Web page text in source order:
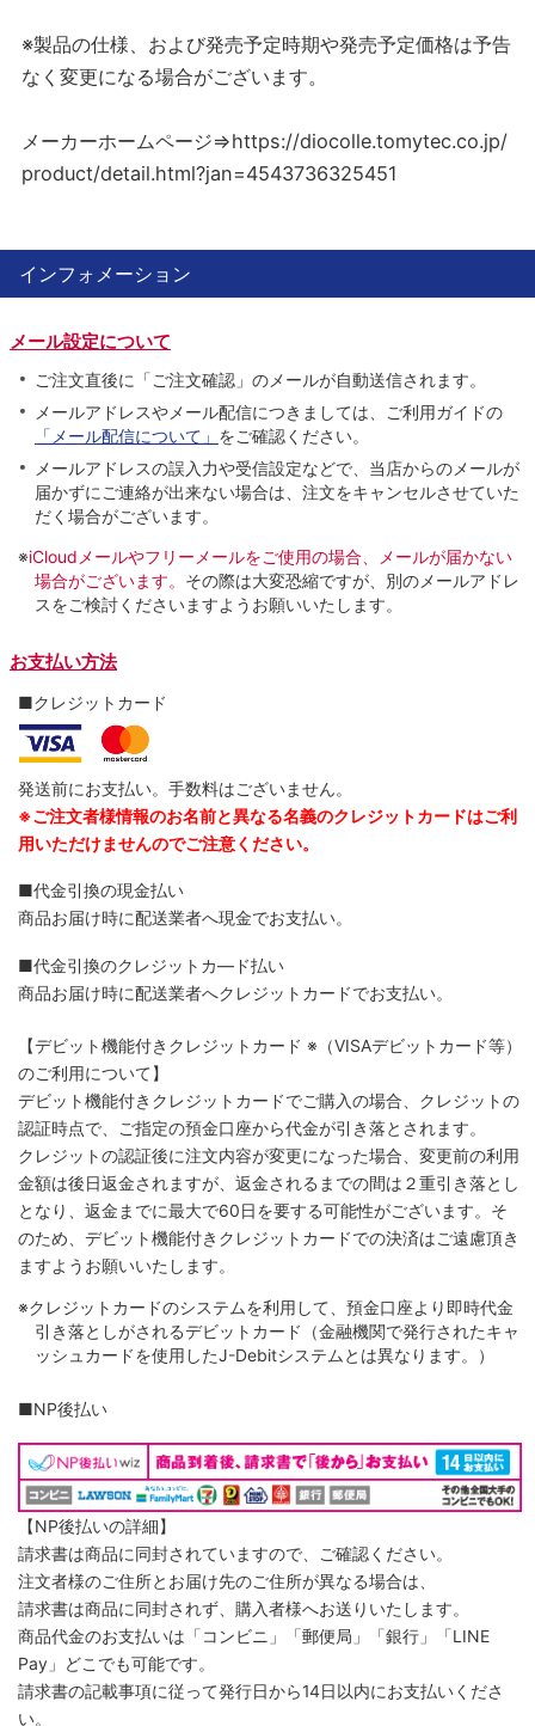
※製品の仕様、および発売予定時期や発売予定価格は予告
なく変更になる場合がございます。
メーカーホームページ⇒https://diocolle.tomytec.co.jp/
product/detail.html?jan=4543736325451
インフォメーション
メール設定について
ご注文直後に「ご注文確認」のメールが自動送信されます。
メールアドレスやメール配信につきましては、ご利用ガイドの
「メール配信について」 をご確認ください。
メールアドレスの誤入力や受信設定などで、当店からのメールが
届かずにご連絡が出来ない場合は、注文をキャンセルさせていた
だく場合がございます。
※iCloudメールやフリーメールをご使用の場合、メールが届かない
場合がございます。 その際は大変恐縮ですが、別のメールアドレ
スをご検討くださいますようお願いいたします。
お支払い方法
■クレジットカード
発送前にお支払い。手数料はございません。
※ご注文者様情報のお名前と異なる名義のクレジットカードはご利
用いただけませんのでご注意ください。
■代金引換の現金払い
商品お届け時に配送業者へ現金でお支払い。
■代金引換のクレジットカ―ド払い
商品お届け時に配送業者へクレジットカードでお支払い。
【デビット機能付きクレジットカード ※（VISAデビットカード等）
のご利用について】
デビット機能付きクレジットカードでご購入の場合、クレジットの
認証時点で、ご指定の預金口座から代金が引き落とされます。
クレジットの認証後に注文内容が変更になった場合、変更前の利用
金額は後日返金されますが、返金されるまでの間は２重引き落とし
となり、返金までに最大で60日を要する可能性がございます。そ
のため、デビット機能付きクレジットカードでの決済はご遠慮頂き
ますようお願いいたします。
※クレジットカードのシステムを利用して、預金口座より即時代金
引き落としがされるデビットカード（金融機関で発行されたキャ
ッシュカードを使用したJ-Debitシステムとは異なります。）
■NP後払い
【NP後払いの詳細】
請求書は商品に同封されていますので、ご確認ください。
注文者様のご住所とお届け先のご住所が異なる場合は、
請求書は商品に同封されず、購入者様へお送りいたします。
商品代金のお支払いは「コンビニ」「郵便局」「銀行」「LINE
Pay」どこでも可能です。
請求書の記載事項に従って発行日から14日以内にお支払いくださ
い。